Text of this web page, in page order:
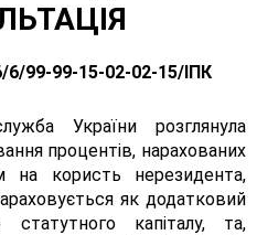
6/99-99-15-02-02-15/ІПК
України розглянула
процентів, нарахованих
на користь нерезидента,
як додатковий
капіталу, та,